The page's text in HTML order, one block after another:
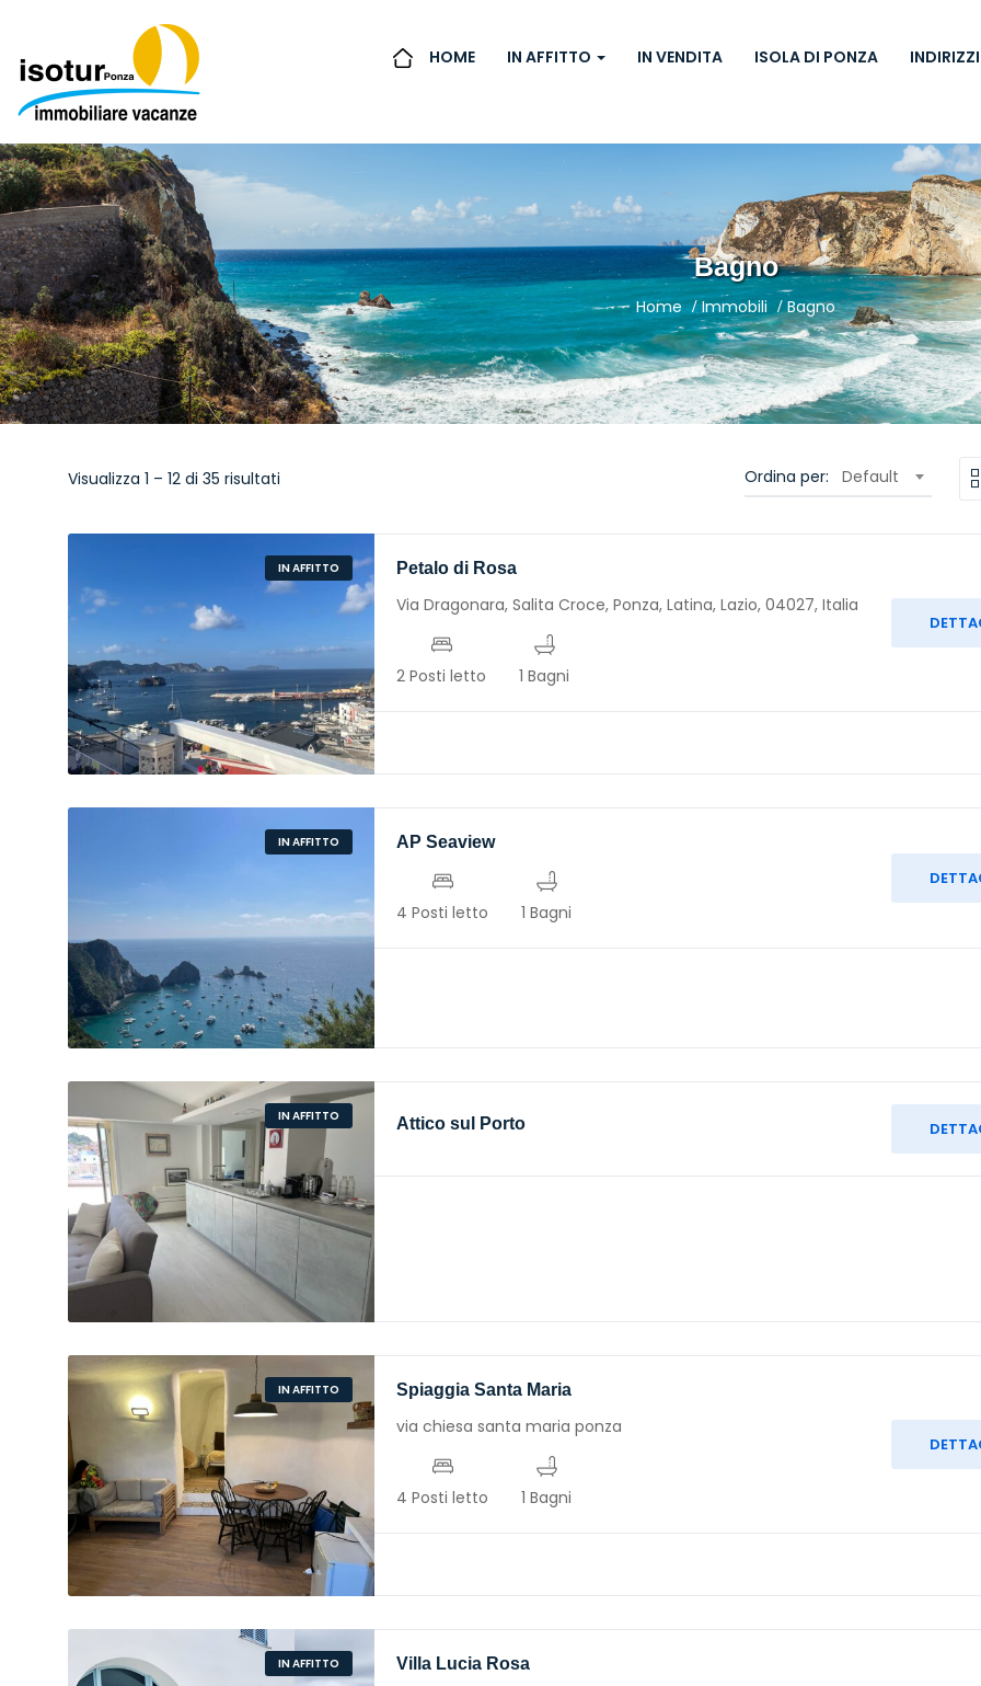
HOME IN AFFITTO IN VENDITA ISOLA DI PONZA
Bagno
Home Immobili Bagno
Visualizza 1 – 12 di 35 risultati Ordina per: Default
IN AFFITTO Petalo di Rosa
Via Dragonara, Salita Croce, Ponza, Latina, Lazio, 04027, Italia
2 Posti letto 1 Bagni
IN AFFITTO AP Seaview
4 Posti letto 1 Bagni
IN AFFITTO Attico sul Porto
IN AFFITTO Spiaggia Santa Maria
via chiesa santa maria ponza
4 Posti letto 1 Bagni
IN AFFITTO Villa Lucia Rosa